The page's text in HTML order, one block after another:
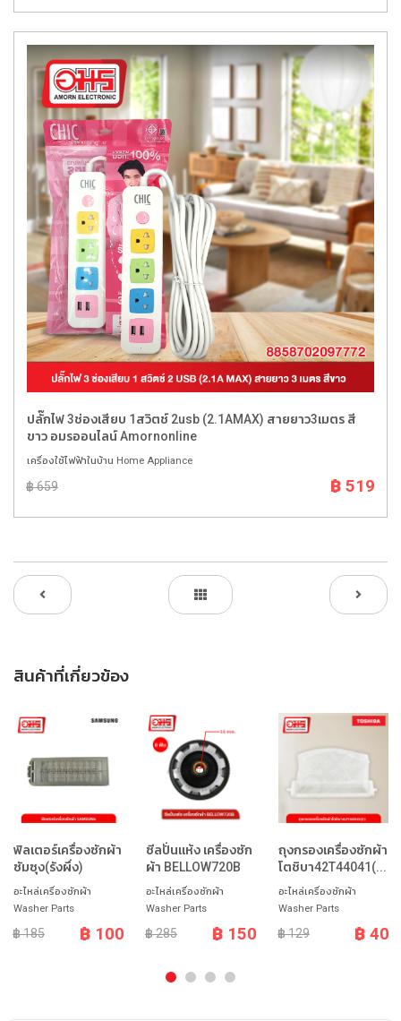
ปลั๊กไฟ 3ช่องเสียบ 1สวิตช์ 2usb (2.1AMAX) สายยาว3เมตร สี
ขาว อมรออนไลน์ Amornonline
เครื่องใช้ไฟฟ้าในบ้าน Home Appliance
฿ 659 ฿ 519
สินค้าที่เกี่ยวข้อง
ฟิลเตอร์เครื่องซักผ้า
ซัมซุง(รังผึ่ง)
อะไหล่เครื่องซักผ้า
Washer Parts
฿ 185 ฿ 100
ซีลปั่นแห้ง เครื่องซัก
ผ้า BELLOW720B
อะไหล่เครื่องซักผ้า
Washer Parts
฿ 285 ฿ 150
ถุงกรองเครื่องซักผ้า
โตชิบา42T44041(...
อะไหล่เครื่องซักผ้า
Washer Parts
฿ 129 ฿ 40